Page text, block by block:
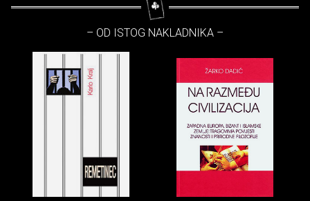
– OD ISTOG NAKLADNIKA –